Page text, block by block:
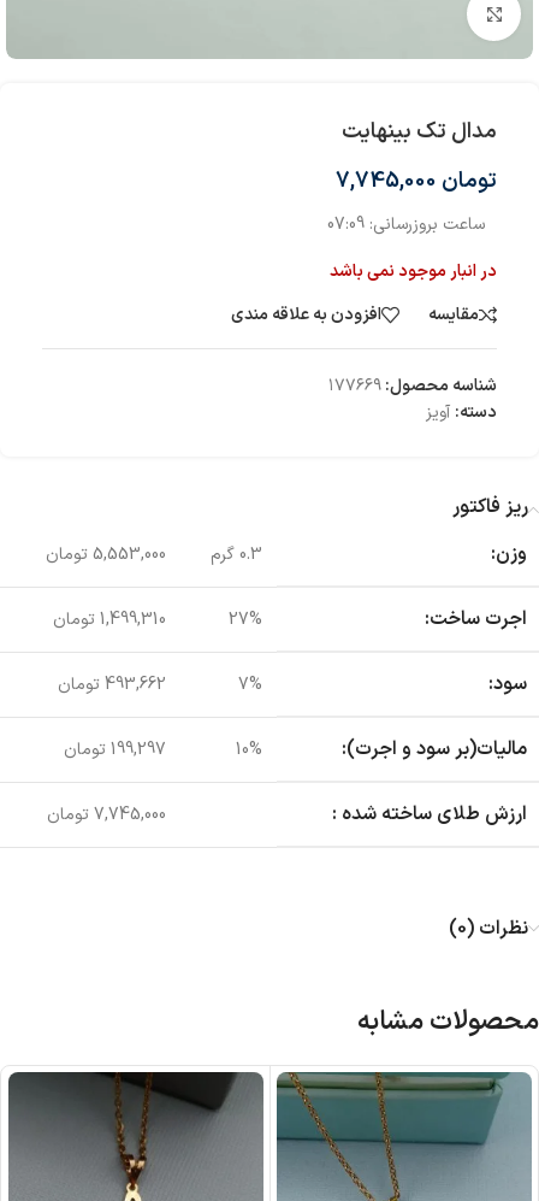
بزرگنمایی تصویر
مدال تک بینهایت
تومان
ساعت بروزرسانی: 07:09
در انبار موجود نمی باشد
مقایسه
افزودن به علاقه مندی
شناسه محصول:۱۷۷۶۶۹
دسته: آویز
ریز فاکتور
وزن:
0.3 گرم 5,553,000 تومان
اجرت ساخت: 27% 1,499,310 تومان
سود: 7% 493,662 تومان
مالیات(بر سود و اجرت): 10% 199,297 تومان
ارزش طلای ساخته شده : 7,745,000 تومان
نظرات (0)
محصولات مشابه